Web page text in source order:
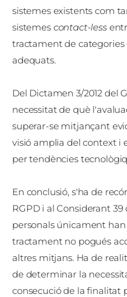
sistemes existents com
sistemes contact-less
tractament de categories
adequats.
Del Dictamen 3/2012 del
necessitat de què
superar-se mitjançant
visió amplia del context i
per tendències
En conclusió, s'ha de
RGPD i al Considerant
personals únicament
tractament no pogués
altres mitjans. Ha de
de determinar la
consecució de la finalitat